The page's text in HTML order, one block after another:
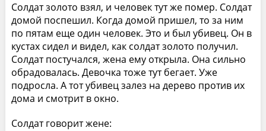
Солдат золото взял, и человек тут же помер. Солдат
домой поспешил. Когда домой пришел, то за ним
по пятам еще один человек. Это и был убивец. Он в
кустах сидел и видел, как солдат золото получил.
Солдат постучался, жена ему открыла. Она сильно
обрадовалась. Девочка тоже тут бегает. Уже
подросла. А тот убивец залез на дерево против их
дома и смотрит в окно.
Солдат говорит жене: